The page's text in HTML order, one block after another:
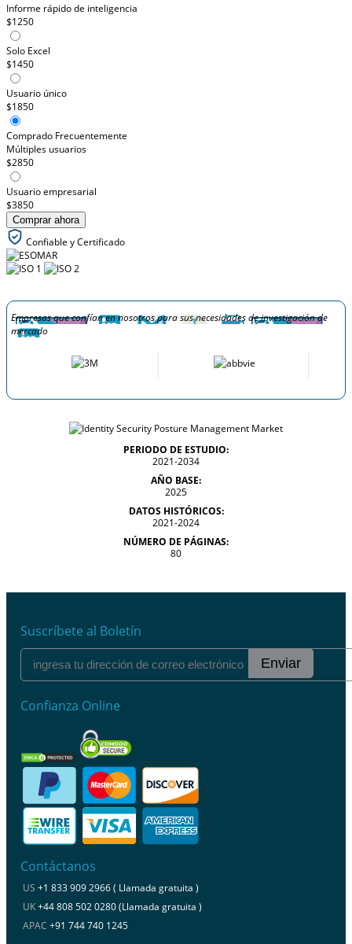
Informe rápido de inteligencia
$1250
Solo Excel
$1450
Usuario único
$1850
Comprado Frecuentemente
Múltiples usuarios
$2850
Usuario empresarial
$3850
Comprar ahora
Confiable y Certificado
Empresas que confían en nosotros para sus necesidades de investigación de
mercado
PERIODO DE ESTUDIO:
2021-2034
AÑO BASE:
2025
DATOS HISTÓRICOS:
2021-2024
NÚMERO DE PÁGINAS:
80
Suscríbete al Boletín
Enviar
Confianza Online
Contáctanos
US +1 833 909 2966 ( Llamada gratuita )
UK+44 808 502 0280 (Llamada gratuita )
APAC +91 744 740 1245